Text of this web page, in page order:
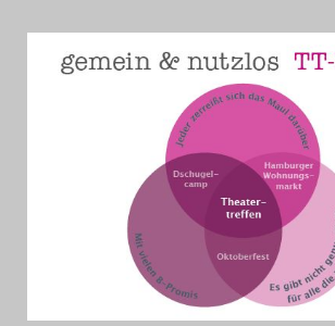
Das
2018
Das
2019
Das
2020